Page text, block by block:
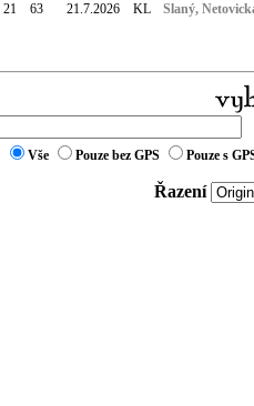
21 63 21.7.2026 KL Slaný,
Vše Pouze bez GPS Pouze s
Řazení